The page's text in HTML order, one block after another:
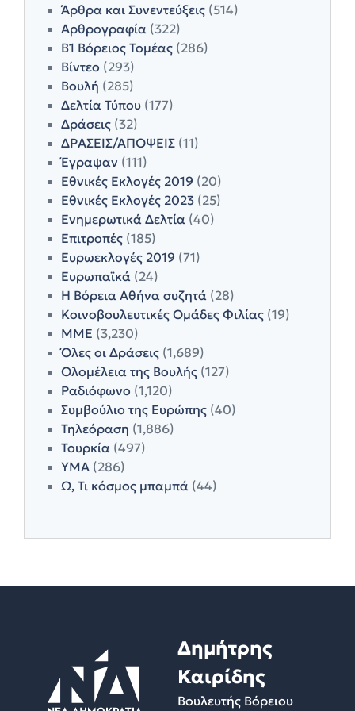
Άρθρα και Συνεντεύξεις (514)
Αρθρογραφία (322)
Β1 Βόρειος Τομέας (286)
Βίντεο (293)
Βουλή (285)
Δελτία Τύπου (177)
Δράσεις (32)
ΔΡΑΣΕΙΣ/ΑΠΟΨΕΙΣ (11)
Έγραψαν (111)
Εθνικές Εκλογές 2019 (20)
Εθνικές Εκλογές 2023 (25)
Ενημερωτικά Δελτία (40)
Επιτροπές (185)
Ευρωεκλογές 2019 (71)
Ευρωπαϊκά (24)
Η Βόρεια Αθήνα συζητά (28)
Κοινοβουλευτικές Ομάδες Φιλίας (19)
ΜΜΕ (3,230)
Όλες οι Δράσεις (1,689)
Ολομέλεια της Βουλής (127)
Ραδιόφωνο (1,120)
Συμβούλιο της Ευρώπης (40)
Τηλεόραση (1,886)
Τουρκία (497)
ΥΜΑ (286)
Ω, Τι κόσμος μπαμπά (44)
Δημήτρης
Καιρίδης
Βουλευτής Βόρειου